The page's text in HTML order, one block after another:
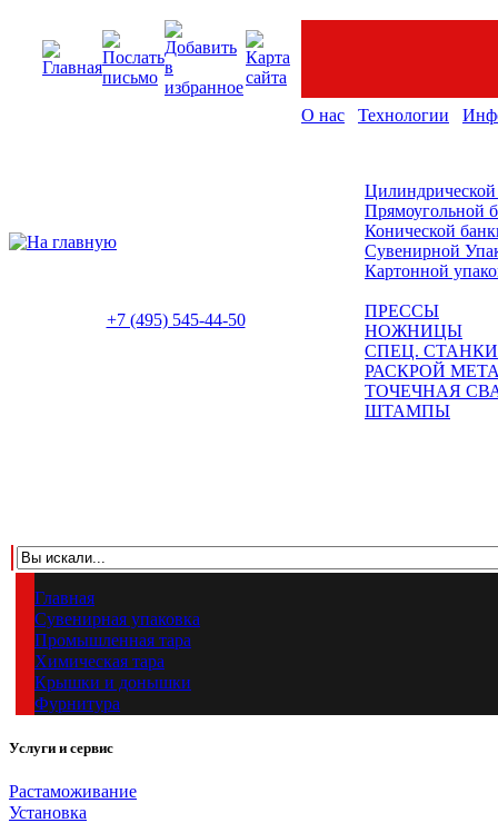
О нас Технологии
+7 (495) 545-44-50
Прямоугольной
Конической
Сувенирной
Картонной
ПРЕССЫ
НОЖНИЦЫ
СПЕЦ. СТАНКИ
РАСКРОЙ
ТОЧЕЧНАЯ
ШТАМПЫ
Главная
Сувенирная упаковка
Промышленная тара
Химическая тара
Крышки и донышки
Фурнитура
Услуги и сервис
Растаможивание
Установка